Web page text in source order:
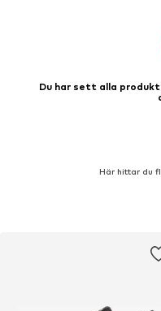
Du har sett alla
Här hittar du